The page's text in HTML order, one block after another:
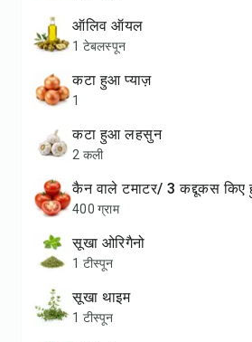
ऑलिव ऑयल
1 टेबलस्पून
कटा हुआ प्याज़
1
कटा हुआ लहसुन
2 कली
कैन वाले टमाटर/ 3 कद्दूकस किए
400 ग्राम
सूखा ओरिगैनो
1 टीस्पून
सूखा थाइम
1 टीस्पून